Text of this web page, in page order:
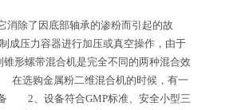
除了因底部轴承的渗粉而引起的故
成压力容器进行加压或真空操作，由于
形螺带混合机是完全不同的两种混合效
在选购金属粉二维混合机的时候，有一
2、设备符合GMP标准、安全小型三